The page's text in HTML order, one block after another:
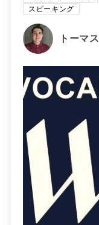
スピーキング
トーマス